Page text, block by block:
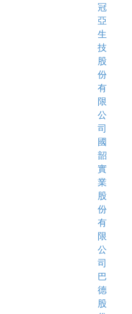
冠
亞
生
技
股
份
有
限
公
司
國
韶
實
業
股
份
有
限
公
司
巴
德
股